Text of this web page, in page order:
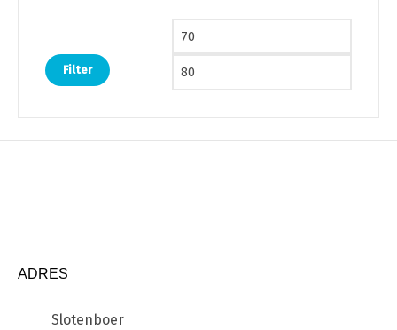
Min. prijs
Filter
ADRES
Slotenboer